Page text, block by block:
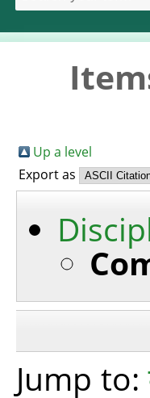
Up a level
Export as
Jump to: